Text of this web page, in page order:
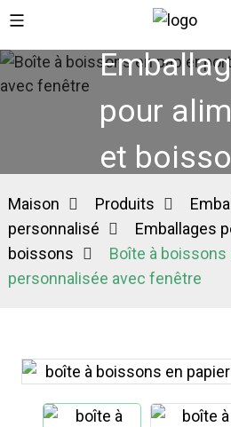
pour
et
Maison Produits
personnalisé
Emballages
boissons
Boîte à
personnalisée avec fenêtre